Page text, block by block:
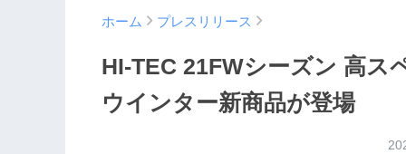
ホーム プレスリリース
HI-TEC 21FWシーズン 高ス
ウインター新商品が登場